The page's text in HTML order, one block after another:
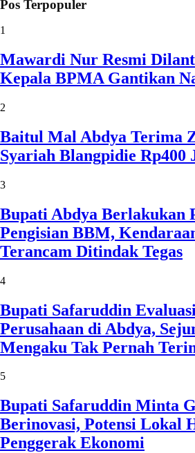
Pos Terpopuler
1
Mawardi Nur Resmi
Kepala BPMA Gantikan
2
Baitul Mal Abdya Terima
Syariah Blangpidie Rp400
3
Bupati Abdya Berlakukan
Pengisian BBM,
Terancam Ditindak Tegas
4
Bupati Safaruddin
Perusahaan di Abdya,
Mengaku Tak Pernah
5
Bupati Safaruddin Minta
Berinovasi, Potensi Lokal
Penggerak Ekonomi